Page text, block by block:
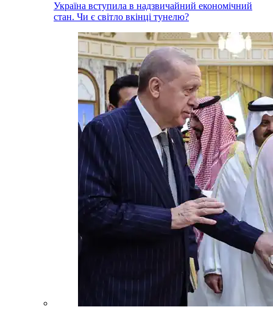
Україна вступила в надзвичайний економічний
стан. Чи є світло вкінці тунелю?